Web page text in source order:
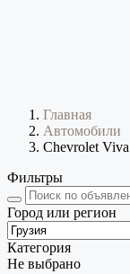
Главная
Автомобили
Chevrolet Viva
Фильтры
Город или регион
Категория
Не выбрано